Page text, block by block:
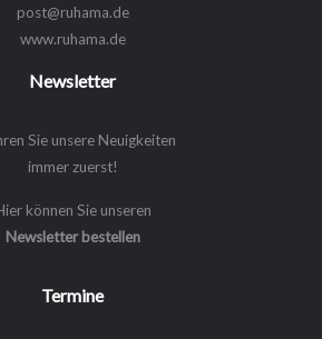
post@ruhama.de
www.ruhama.de
Newsletter
Sie unsere Neuigkeiten
immer zuerst!
können Sie unseren
Newsletter bestellen
Termine